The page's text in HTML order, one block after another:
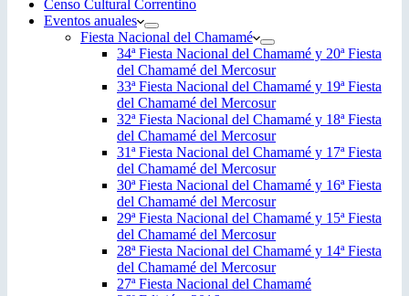
Censo Cultural Correntino
Eventos anuales
Fiesta Nacional del Chamamé
34ª Fiesta Nacional del Chamamé y 20ª Fiesta
del Chamamé del Mercosur
33ª Fiesta Nacional del Chamamé y 19ª Fiesta
del Chamamé del Mercosur
32ª Fiesta Nacional del Chamamé y 18ª Fiesta
del Chamamé del Mercosur
31ª Fiesta Nacional del Chamamé y 17ª Fiesta
del Chamamé del Mercosur
30ª Fiesta Nacional del Chamamé y 16ª Fiesta
del Chamamé del Mercosur
29ª Fiesta Nacional del Chamamé y 15ª Fiesta
del Chamamé del Mercosur
28ª Fiesta Nacional del Chamamé y 14ª Fiesta
del Chamamé del Mercosur
27ª Fiesta Nacional del Chamamé